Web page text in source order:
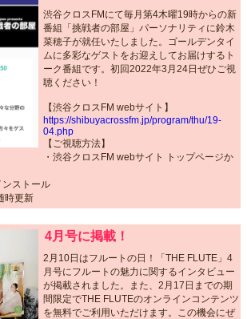
渋谷クロスFMにて毎月第4木曜19時からの新
番組「挑戦者の部屋」パーソナリティに鈴木
菜穂子が就任いたしました。ゴールデンタイ
ムに多彩なゲストをお迎えしてお届けするト
ーク番組です。初回2022年3月24日ぜひご視
聴ください！
【渋谷クロスFM webサイト】
https://shibuyacrossfm.jp/program/thu/19-
04.php
【ご視聴方法】
・渋谷クロスFM webサイト トップページか
ンストール
時更新
4月号に掲載！
2月10日はフルートの日！「THE FLUTE」4
月号にフルートの魅力に関するインタビュー
が掲載されました。また、2月17日までの期
間限定でTHE FLUTEのオンラインコンテンツ
を無料でご利用いただけます。この機会にぜ